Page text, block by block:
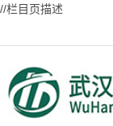
//栏目页描述